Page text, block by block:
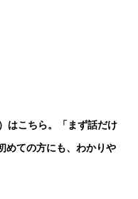
はこちら。「まず話だけ
めての方にも、わかりや